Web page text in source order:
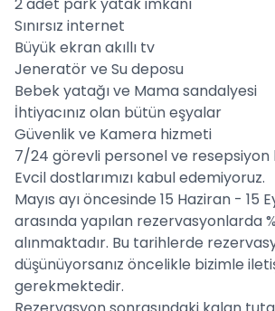
Sınırsız internet
Büyük ekran akıllı tv
Jeneratör ve Su deposu
Bebek yatağı ve Mama sandalyesi
İhtiyacınız olan bütün eşyalar
Güvenlik ve Kamera hizmeti
7/24 görevli personel ve resepsiyon
Evcil dostlarımızı kabul edemiyoruz.
Mayıs ayı öncesinde 15 Haziran - 15
arasında yapılan rezervasyonlarda
alınmaktadır. Bu tarihlerde
düşünüyorsanız öncelikle bizimle
gerekmektedir.